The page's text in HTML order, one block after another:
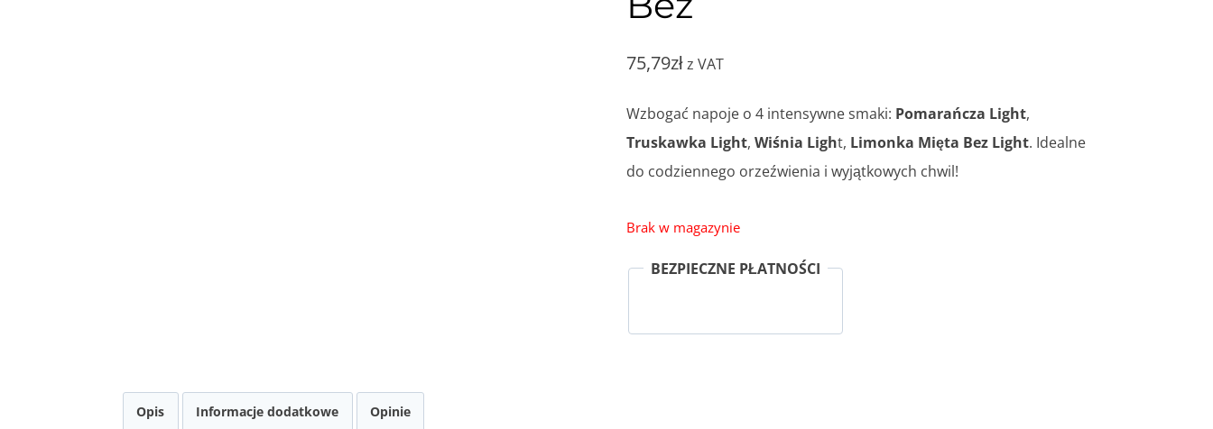
75,79zł z VAT
Wzbogać napoje o 4 intensywne smaki: Pomarańcza Light,
Truskawka Light, Wiśnia Light, Limonka Mięta Bez Light. Idealne
do codziennego orzeźwienia i wyjątkowych chwil!
Brak w magazynie
BEZPIECZNE PŁATNOŚCI
Opis Informacje dodatkowe Opinie